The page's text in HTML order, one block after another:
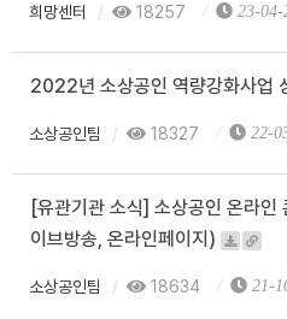
희망센터 18257 23-04-
2022년 소상공인 역량강화사업
소상공인팀 18327 22-
[유관기관 소식] 소상공인 온라
이브방송, 온라인페이지)
소상공인팀 18634 21-